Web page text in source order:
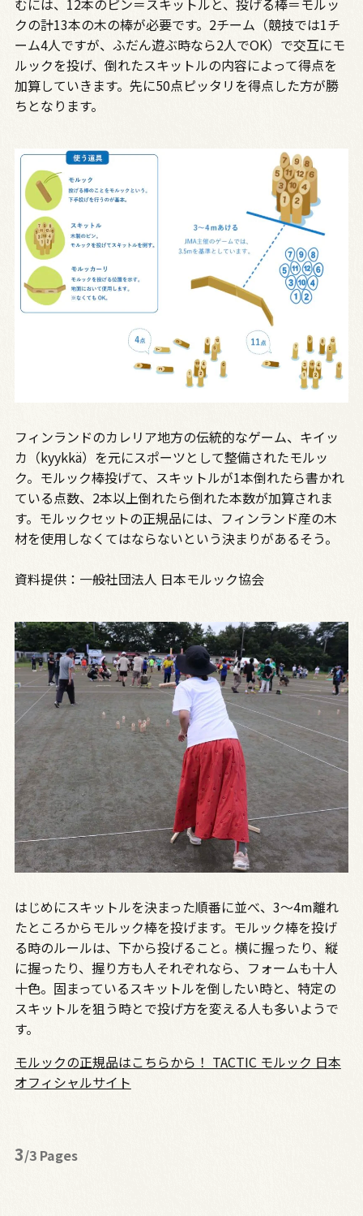
クの計13本の木の棒が必要です。2チーム（競技では1チ
ーム4人ですが、ふだん遊ぶ時なら2人でOK）で交互にモ
ルックを投げ、倒れたスキットルの内容によって得点を
加算していきます。先に50点ピッタリを得点した方が勝
ちとなります。
フィンランドのカレリア地方の伝統的なゲーム、キイッ
カ（kyykkä）を元にスポーツとして整備されたモルッ
ク。モルック棒投げて、スキットルが1本倒れたら書かれ
ている点数、2本以上倒れたら倒れた本数が加算されま
す。モルックセットの正規品には、フィンランド産の木
材を使用しなくてはならないという決まりがあるそう。
資料提供：一般社団法人 日本モルック協会
はじめにスキットルを決まった順番に並べ、3〜4m離れ
たところからモルック棒を投げます。モルック棒を投げ
る時のルールは、下から投げること。横に握ったり、縦
に握ったり、握り方も人それぞれなら、フォームも十人
十色。固まっているスキットルを倒したい時と、特定の
スキットルを狙う時とで投げ方を変える人も多いようで
す。
モルックの正規品はこちらから！ TACTIC モルック 日本
オフィシャルサイト
3/3 Pages